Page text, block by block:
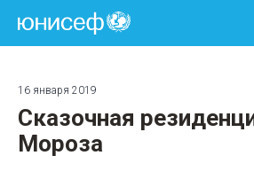
ЮНИСЕФ
16 января 2019
Сказочная
Мороза